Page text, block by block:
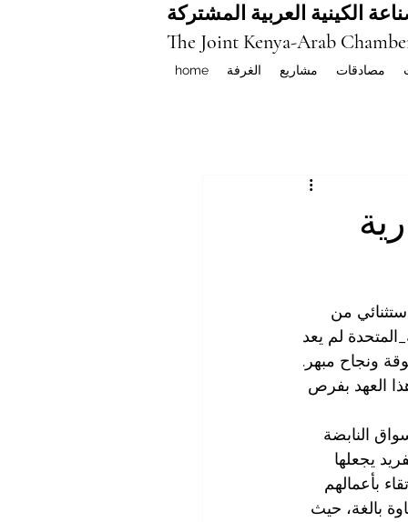
الكينية العربية المشتركة
The Joint Kenya-Arab
home الغرفة مشاريع مصادقات
من
لم يعد
ونجاح مبهر.
العهد بفرص
النابضة
يجعلها
بأعمالهم
بالغة، حيث